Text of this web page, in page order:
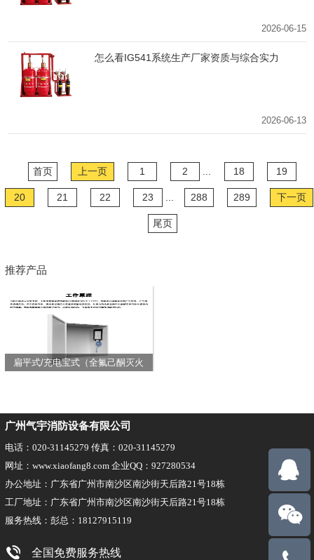
2026-06-15
怎么看IG541系统生产厂家资质与综合实力
2026-06-13
首页 上一页 1 2 18 19
20 21 22 23 288 289 下一页
尾页
推荐产品
扁平式/充电宝式（全氟己酮灭火
广州气宇消防设备有限公司
电话：020-31145279 传真：020-31145279
网址：www.xiaofang8.com 企业QQ：927280534
办公地址：广东省广州市南沙区南沙街天后路21号18栋
工厂地址：广东省广州市南沙区南沙街天后路21号18栋
服务热线：彭总：18127915119
全国免费服务热线